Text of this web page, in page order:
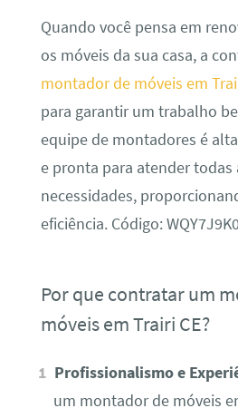
Quando você pensa em
os móveis da sua casa, a
montador de móveis em
para garantir um trabalho
equipe de montadores é
e pronta para atender todas
necessidades,
eficiência. Código:
Por que contratar um
móveis em Trairi CE?
Profissionalismo e
um montador de móveis